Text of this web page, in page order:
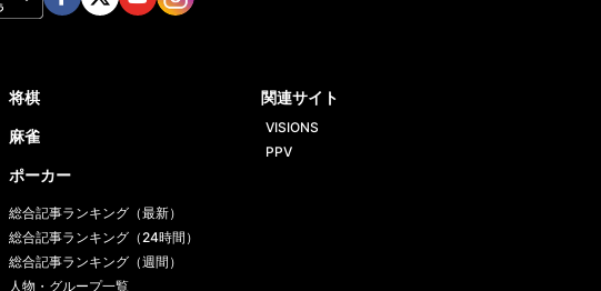
将棋
麻雀
ポーカー
総合記事ランキング（最新）
総合記事ランキング（24時間）
総合記事ランキング（週間）
人物・グループ一覧
関連サイト
VISIONS
PPV